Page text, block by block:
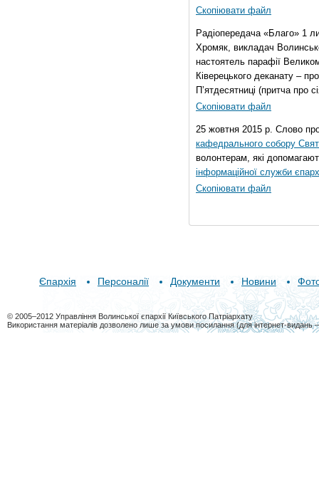
Скопіювати файл
Радіопередача «Благо» 1
Хромяк, викладач
настоятель парафії
Ківерецького деканату –
П’ятдесятниці (притча про
Скопіювати файл
25 жовтня 2015 р. Слово
кафедрального собору
волонтерам, які
інформаційної служби
Скопіювати файл
Єпархія Персоналії Документи Новини
© 2005–2012 Управління Волинської єпархії Київського Патріархату
Використання матеріалів дозволено лише за умови посилання (для інтернет-видань